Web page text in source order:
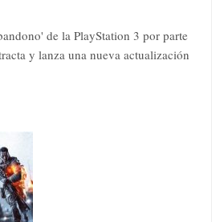
de la PlayStation 3 por parte
y lanza una nueva actualización